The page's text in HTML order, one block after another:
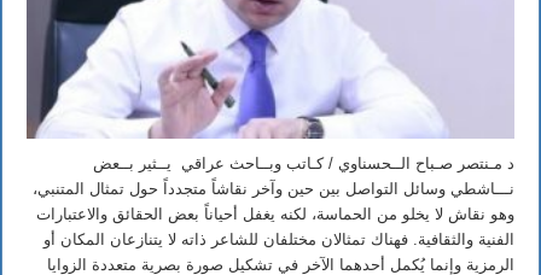
د مـنتصر صـباح الــحسناوي / كـاتب وبــاحث عراقي يــثير بــعض
نـــاشطي وسائل التواصل بين حين وآخر نقاشاً متجدداً حول تمثال المتنبي،
وهو نقاش لا يخلو من الحماسة، لكنه يغفل أحياناً بعض الحقائق والاعتبارات
الفنية والثقافية. فهناك تمثالان مختلفان للشاعر ذاته لا يتنازعان المكان أو
الرمزية وإنما يُكمل أحدهما الآخر في تشكيل صورة بصرية متعددة الزوايا